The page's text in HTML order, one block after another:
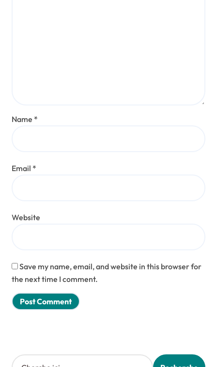
Name *
Email *
Website
Save my name, email, and website in this browser for
the next time I comment.